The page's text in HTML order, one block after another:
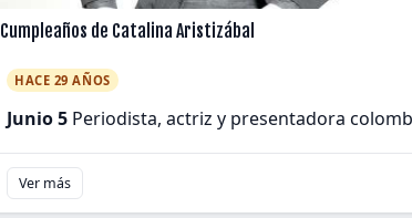
Cumpleaños de Catalina Aristizábal
HACE 29 AÑOS
Junio 5 Periodista, actriz y presentadora
Ver más